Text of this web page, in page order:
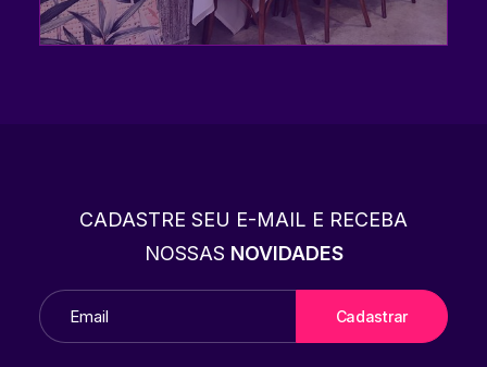
CADASTRE SEU E-MAIL E RECEBA
NOSSAS NOVIDADES